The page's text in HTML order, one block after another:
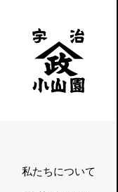
私たちについて